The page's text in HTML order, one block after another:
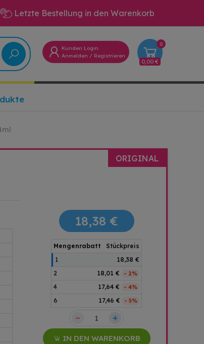
Letzte Bestellung in den Warenkorb
Kunden Login
Anmelden / Registrieren
0
0,00 €
ORIGINAL
18,38 €
Mengenrabatt
Stückpreis
1
18,38 €
2
18,01 € - 2%
4 17,64 € - 4%
6 17,46 € - 5%
– +
IN DEN WARENKORB